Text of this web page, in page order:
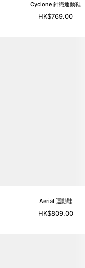
Cyclone 針織運動鞋
HK$769.00
Aerial 運動鞋
HK$809.00